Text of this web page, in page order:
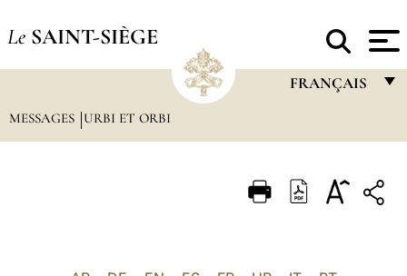
Le SAINT-SIÈGE
FRANÇAIS
ITALIANO
MESSAGES URBI ET ORBI